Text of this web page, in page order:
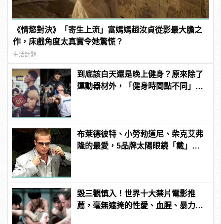
《情慾對決》「寄生上流」富媽媽趙汝貞從影最大膽之
作，床戲角度太真實令她驚慌？
生活話題
到底該白天還是晚上健身？原來除了
運動器材外，「健身時間點不同」效
布萊德彼特、小勞勃道尼、柴克艾弗
隆的最愛，5品牌太陽眼鏡「戴」出
毀三觀慎入！世界十大禁片電影推
薦，毫無遮掩的性愛、血腥、暴力、